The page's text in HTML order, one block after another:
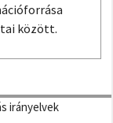
között.
irányelvek